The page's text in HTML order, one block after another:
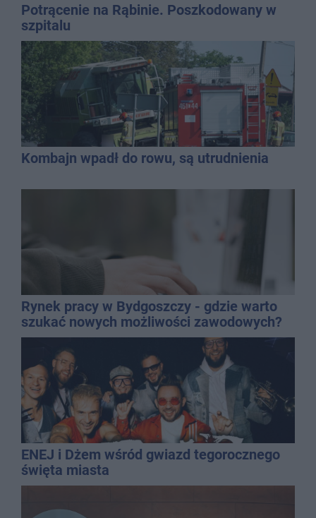
Potrącenie na Rąbinie. Poszkodowany w
szpitalu
Kombajn wpadł do rowu, są utrudnienia
Rynek pracy w Bydgoszczy - gdzie warto
szukać nowych możliwości zawodowych?
ENEJ i Dżem wśród gwiazd tegorocznego
święta miasta